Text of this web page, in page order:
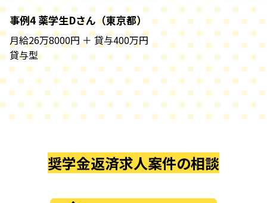
事例4 薬学生Dさん（東京都）
月給26万8000円 ＋ 貸与400万円
貸与型
奨学金返済求人案件の相談